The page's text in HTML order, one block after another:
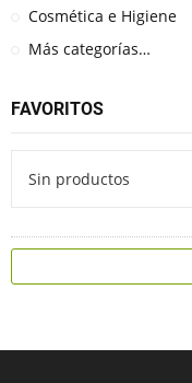
Cosmética e Higiene
Más categorías…
FAVORITOS
Sin productos